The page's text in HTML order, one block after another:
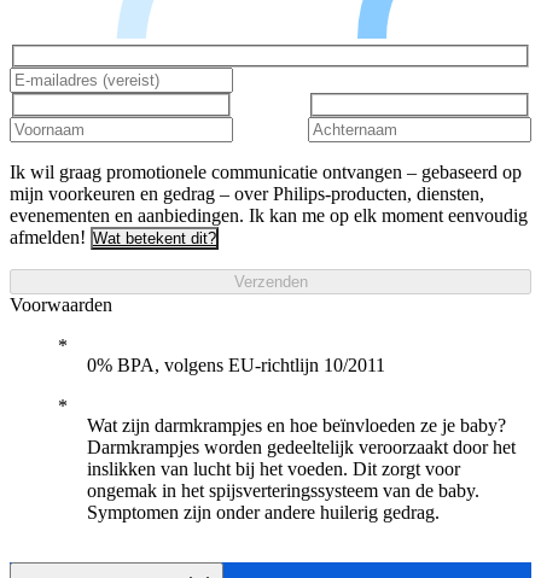
Ik wil graag promotionele communicatie ontvangen – gebaseerd op
mijn voorkeuren en gedrag – over Philips-producten, diensten,
evenementen en aanbiedingen. Ik kan me op elk moment eenvoudig
afmelden! Wat betekent dit?
Verzenden
Voorwaarden
0% BPA, volgens EU-richtlijn 10/2011
Wat zijn darmkrampjes en hoe beïnvloeden ze je baby?
Darmkrampjes worden gedeeltelijk veroorzaakt door het
inslikken van lucht bij het voeden. Dit zorgt voor
ongemak in het spijsverteringssysteem van de baby.
Symptomen zijn onder andere huilerig gedrag.